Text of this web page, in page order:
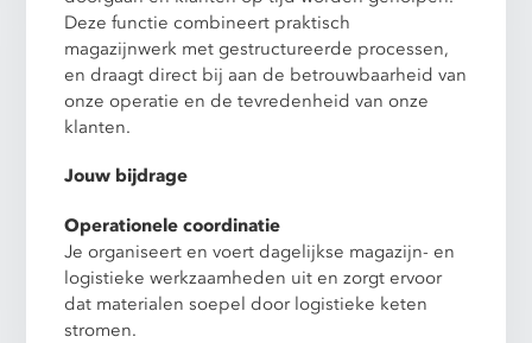
Deze functie combineert praktisch
magazijnwerk met gestructureerde processen,
en draagt direct bij aan de betrouwbaarheid van
onze operatie en de tevredenheid van onze
klanten.
Jouw bijdrage
Operationele coordinatie
Je organiseert en voert dagelijkse magazijn- en
logistieke werkzaamheden uit en zorgt ervoor
dat materialen soepel door logistieke keten
stromen.